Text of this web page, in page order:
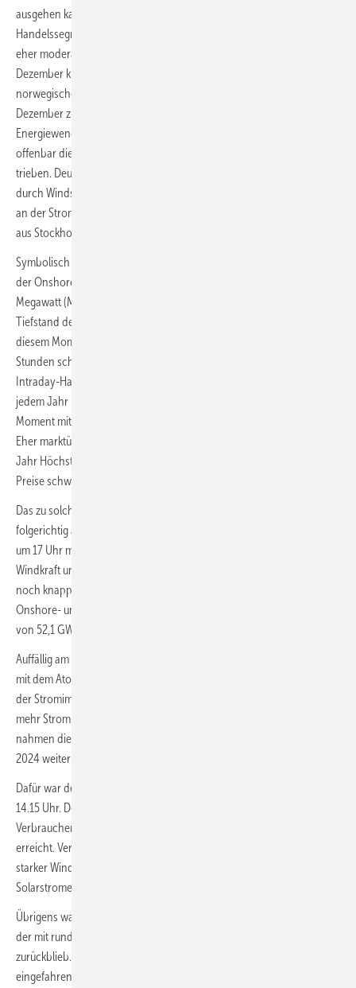
ausgehen kann. Nachdem der Preis dieses Börsenstrom-
Handelssegments am deutschen Handelsplatz am 11. Dezember noch
eher moderat auf 445 Euro angestiegen war, schoss er am 12.
Dezember kurz auf 936 Euro pro MWh. Die schwedische wie auch die
norwegische Regierung hatte der Day-Ahead-Preisschock im
Dezember zu ungewöhnlich undiplomatischer Kritik an der deutschen
Energiewende verleitet, weil dieses Mal die Handelsausschläge
offenbar die Strommarktpreise ihrer Länder stark mit nach oben
trieben. Deutschland müsse zur Atomkraft zurückkehren und die
durch Windstromknappheit in Deutschland hervorgerufene Situation
an der Strombörse sei international „beschissen“, so hieß es jeweils
aus Stockholm und aus Oslo.
Symbolisch passend war das Mindestniveau der Stromeinspeisung
der Onshore-Windkraft 2024 bereits am 6. November mit 44,2
Megawatt (MW) effektiver Nennleistung auf einem historischen
Tiefstand der vergangenen zehn Jahre eingetreten. Ausgehend von
diesem Moment war der Day-Ahead-Preis dann binnen weniger
Stunden schon einmal auf 820 Euro pro MWh hochgeschossen. Der
Intraday-Handelspreis lag da zugleich bei 685 Euro. Und wie bisher in
jedem Jahr kam es dieses Mal am 6. November ebenfalls zu einem
Moment mit 0 MW Offshore-Windstromerzeugung. Zum Vergleich:
Eher marktüblich und häufiger jährlich auftretend waren vergangenes
Jahr Höchstpreise im Day-Ahead-Handel von 300 Euro, die mittleren
Preise schwangen eher in einem Bereich von 50 bis unter 100 Euro.
Das zu solchen Schwächesituationen neigende Windjahr 2024 blieb
folgerichtig auch in seinem stärksten Einspeisemoment am 6. Februar
um 17 Uhr mit 45,9 Gigawatt (GW) gerade wirksamer Onshore-
Windkraft und 5,6 GW Meereswindkraft, also zusammen 51,5 GW,
noch knapp unter dem Vorjahresrekord: Der hatte durch 47,8 GW
Onshore- und 4,3 GW Offshore-Windkraft zur Spitzennennleistung
von 52,1 GW geführt.
Auffällig am Stromerzeugungsjahr 2024 ist auch die zeitlich scheinbar
mit dem Atomkraftausstieg im April 2023 zusammenfallende Zunahme
der Stromimporte. War Deutschland noch bis 2022 ein unterm Strich
mehr Strom ins Ausland lieferndes als Strom einführendes Land,
nahmen die erstmals 2023 aufgetretenen Stromexportüberschüsse
2024 weiter zu.
Dafür war der Strom auch noch nie zuvor so grün wie am 1. Mai um
14.15 Uhr. Der Anteil der erneuerbaren Energien an der
Verbraucherlast hatte einen rechnerischen Wert von 137,2 Prozent
erreicht. Verantwortlich dafür waren auch ein saisonal ungewöhnlich
starker Windstrom, vor allem aber eine sehr hohe
Solarstromerzeugung.
Übrigens war es nur der Windstrom von Turbinenstandorten an Land,
der mit rund 111 TWh hinter dem Volumen von 2023 um 5 TWh
zurückblieb. Die Meereswindturbinen hatten 2024 rund 26 TWh
eingefahren, im Vergleich zu 23,5 TWh im Jahr 2023.